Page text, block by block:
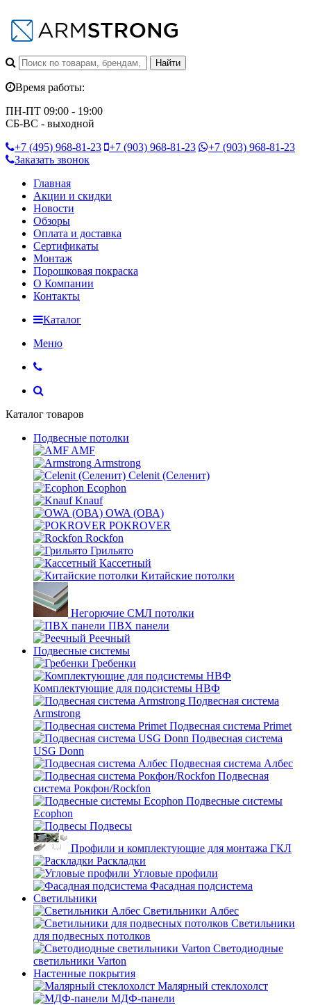
Время работы:
ПН-ПТ 09:00 - 19:00
СБ-ВС - выходной
+7 (495) 968-81-23 +7 (903) 968-81-23 +7 (903) 968-81-23
Заказать звонок
Главная
Акции и скидки
Новости
Обзоры
Оплата и доставка
Сертификаты
Монтаж
Порошковая покраска
О Компании
Контакты
Каталог
Меню
Каталог товаров
Подвесные потолки
AMF
Armstrong
Celenit (Селенит)
Ecophon
Knauf
OWA (ОВА)
POKROVER
Rockfon
Грильято
Кассетный
Китайские потолки
Негорючие СМЛ потолки
ПВХ панели
Реечный
Подвесные системы
Гребенки
Комплектующие для подсистемы НВФ
Подвесная система
Armstrong
Подвесная система Primet
Подвесная система
USG Donn
Подвесная система Албес
Подвесная
система Рокфон/Rockfon
Подвесные системы
Ecophon
Подвесы
Профили и комплектующие для монтажа ГКЛ
Раскладки
Угловые профили
Фасадная подсистема
Светильники
Светильники Албес
Светильники
для подвесных потолков
Светодиодные
светильники Varton
Настенные покрытия
Малярный стеклохолст
МДФ-панели